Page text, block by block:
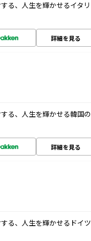
る、人生を輝かせるイタリ
詳細を見る
る、人生を輝かせる韓国の
詳細を見る
る、人生を輝かせるドイツ